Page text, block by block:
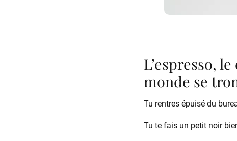
L’espresso,
monde se
Tu rentres épuisé du
Tu te fais un petit noir